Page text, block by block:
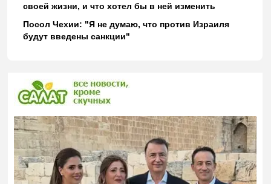
своей жизни, и что хотел бы в ней изменить
Посол Чехии: "Я не думаю, что против Израиля
будут введены санкции"